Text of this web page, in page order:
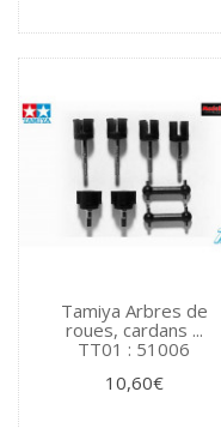
Tamiya Arbres de
roues, cardans ...
TT01 : 51006
10,60€